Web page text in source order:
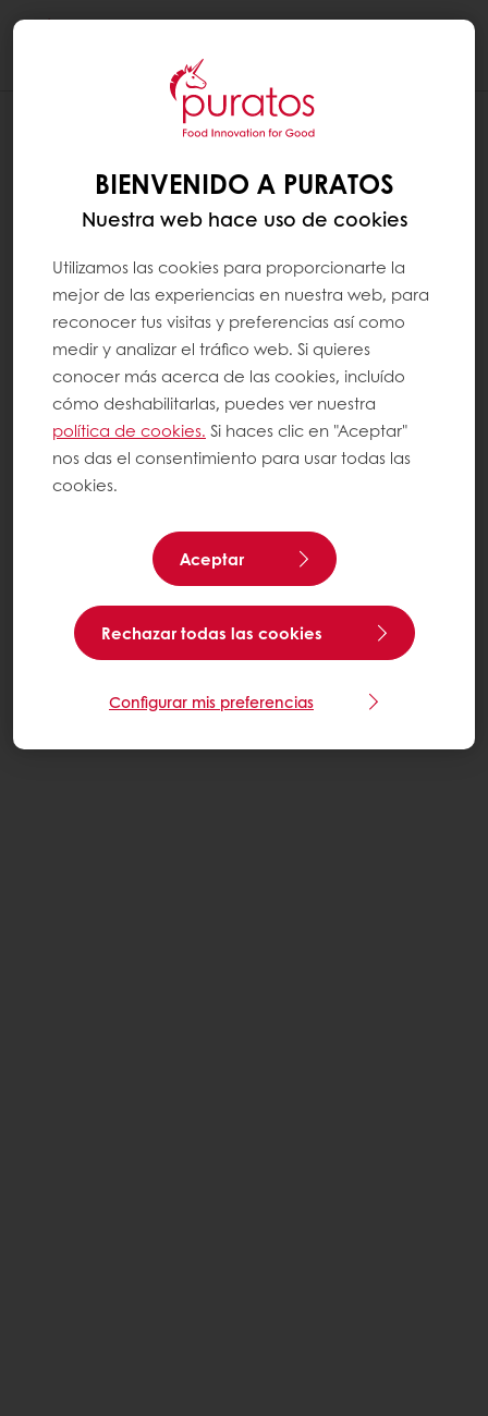
BIENVENIDO A PURATOS
Nuestra web hace uso de cookies
Utilizamos las cookies para proporcionarte la
mejor de las experiencias en nuestra web, para
reconocer tus visitas y preferencias así como
medir y analizar el tráfico web. Si quieres
conocer más acerca de las cookies, incluído
cómo deshabilitarlas, puedes ver nuestra
política de cookies. Si haces clic en "Aceptar"
nos das el consentimiento para usar todas las
cookies.
Aceptar
Rechazar todas las cookies
Configurar mis preferencias